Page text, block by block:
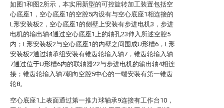
如图1和图2所示，本实用新型的可控旋转加工装置包括空
心底座1，空心底座1的空腔5内设有与空心底座1相连接的
L形安装板2，空心底座1的侧壁上安装有步进电机3，步进
电机的输出轴4通过空心底座1上的轴孔23伸入所述空腔5
内；L形安装板2与空心底座1的内壁之间围成U形槽6，L形
安装板2通过轴承组安装有锥齿轮输入轴7，锥齿轮输入轴
7通过位于U形槽6内的联轴器22与步进电机的输出轴4相连
接；锥齿轮输入轴7朝向空腔5中心的一端安装有第一锥齿
轮8。
空心底座1上表面通过第一推力球轴承9连接有工作台10，